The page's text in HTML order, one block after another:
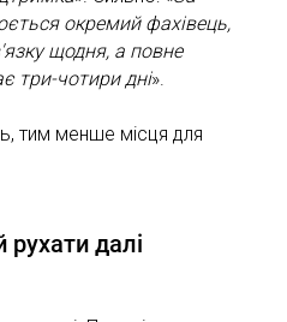
окремий фахівець,
щодня, а повне
три-чотири дні».
тим менше місця для
рухати далі